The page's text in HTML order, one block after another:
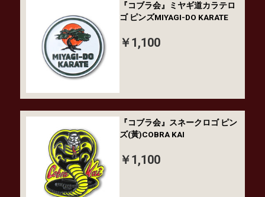
『コブラ会』ミヤギ道カラテロ
ゴ ピンズMIYAGI-DO KARATE
￥1,100
『コブラ会』スネークロゴ ピン
ズ(黃)COBRA KAI
￥1,100